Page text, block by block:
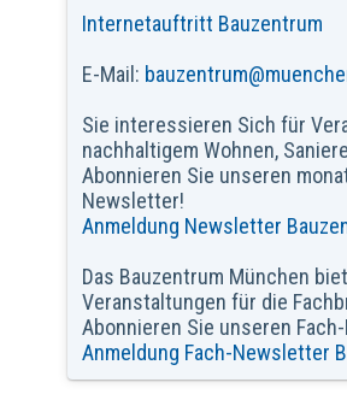
Internetauftritt Bauzentrum
E-Mail:
Sie interessieren Sich für
nachhaltigem Wohnen,
Abonnieren Sie unseren
Newsletter!
Anmeldung Newsletter
Das Bauzentrum München
Veranstaltungen für die
Abonnieren Sie unseren
Anmeldung Fach-Newsletter